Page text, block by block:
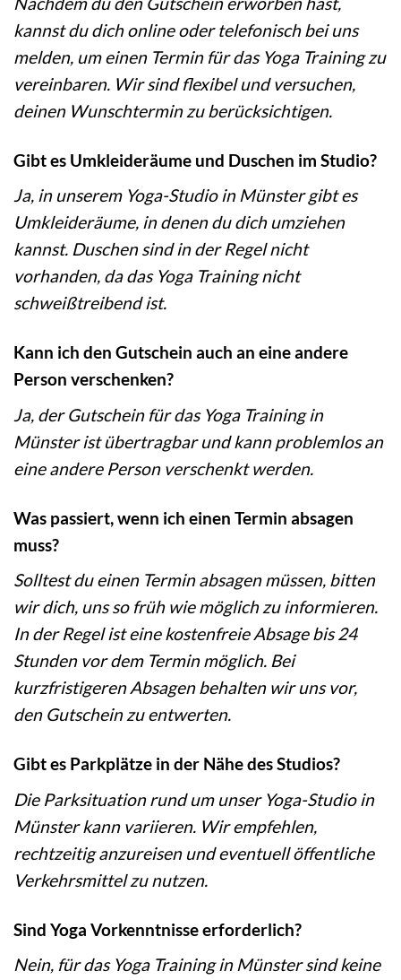
kannst du dich online oder telefonisch bei uns
melden, um einen Termin für das Yoga Training zu
vereinbaren. Wir sind flexibel und versuchen,
deinen Wunschtermin zu berücksichtigen.
Gibt es Umkleideräume und Duschen im Studio?
Ja, in unserem Yoga-Studio in Münster gibt es
Umkleideräume, in denen du dich umziehen
kannst. Duschen sind in der Regel nicht
vorhanden, da das Yoga Training nicht
schweißtreibend ist.
Kann ich den Gutschein auch an eine andere
Person verschenken?
Ja, der Gutschein für das Yoga Training in
Münster ist übertragbar und kann problemlos an
eine andere Person verschenkt werden.
Was passiert, wenn ich einen Termin absagen
muss?
Solltest du einen Termin absagen müssen, bitten
wir dich, uns so früh wie möglich zu informieren.
In der Regel ist eine kostenfreie Absage bis 24
Stunden vor dem Termin möglich. Bei
kurzfristigeren Absagen behalten wir uns vor,
den Gutschein zu entwerten.
Gibt es Parkplätze in der Nähe des Studios?
Die Parksituation rund um unser Yoga-Studio in
Münster kann variieren. Wir empfehlen,
rechtzeitig anzureisen und eventuell öffentliche
Verkehrsmittel zu nutzen.
Sind Yoga Vorkenntnisse erforderlich?
Nein, für das Yoga Training in Münster sind keine